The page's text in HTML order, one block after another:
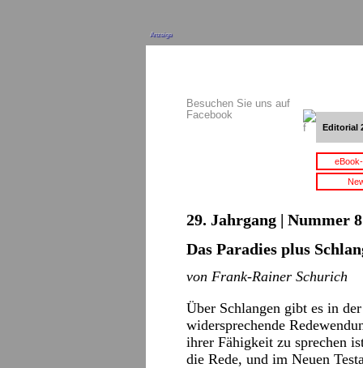
Anzeige
Besuchen Sie uns auf
Facebook
Editorial
29. Jahrgang | Nummer
Das Paradies plus
von Frank-Rainer Schurich
Über Schlangen gibt es in
widersprechende
ihrer Fähigkeit zu sprechen
die Rede, und im Neuen